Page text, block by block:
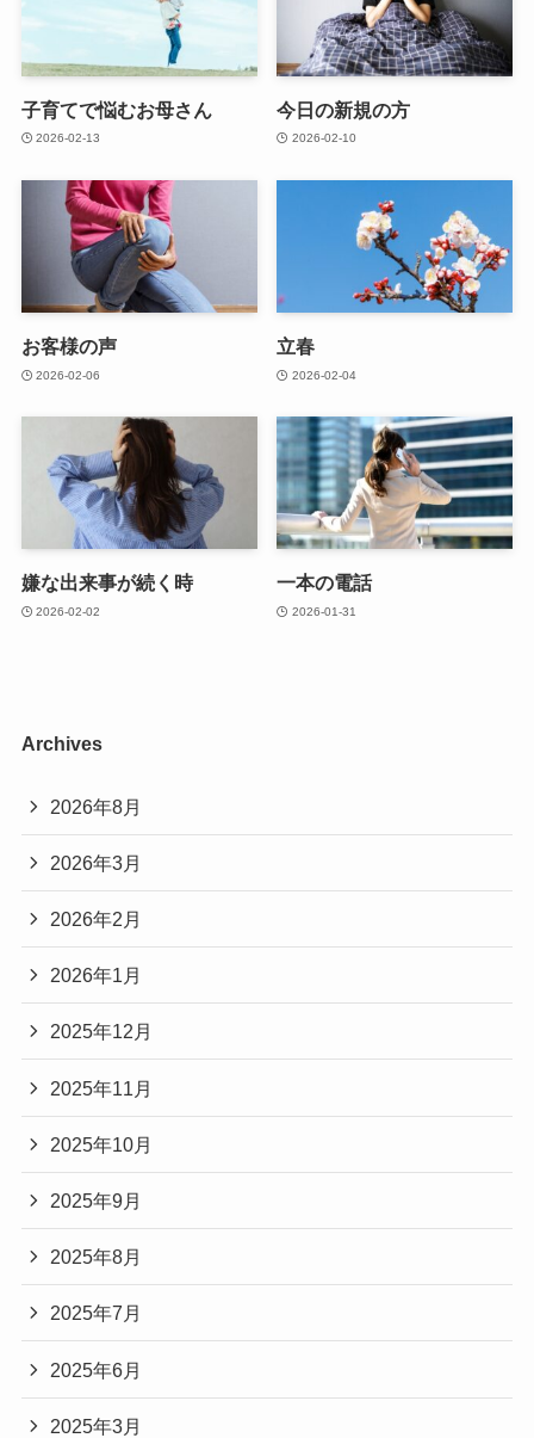
子育てで悩むお母さん
2026-02-13
今日の新規の方
2026-02-10
お客様の声
2026-02-06
立春
2026-02-04
嫌な出来事が続く時
2026-02-02
一本の電話
2026-01-31
Archives
2026年8月
2026年3月
2026年2月
2026年1月
2025年12月
2025年11月
2025年10月
2025年9月
2025年8月
2025年7月
2025年6月
2025年3月